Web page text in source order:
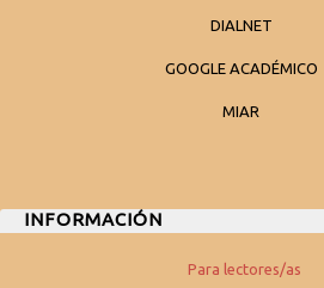
DIALNET
GOOGLE ACADÉMICO
MIAR
INFORMACIÓN
Para lectores/as